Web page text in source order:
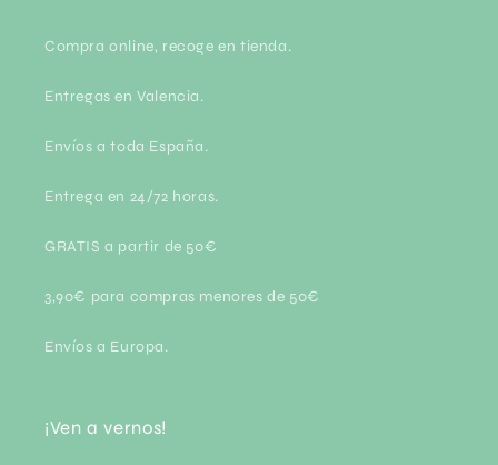
Compra online, recoge en tienda.
Entregas en Valencia.
Envíos a toda España.
Entrega en 24/72 horas.
GRATIS a partir de 50€
3,90€ para compras menores de 50€
Envíos a Europa.
¡Ven a vernos!